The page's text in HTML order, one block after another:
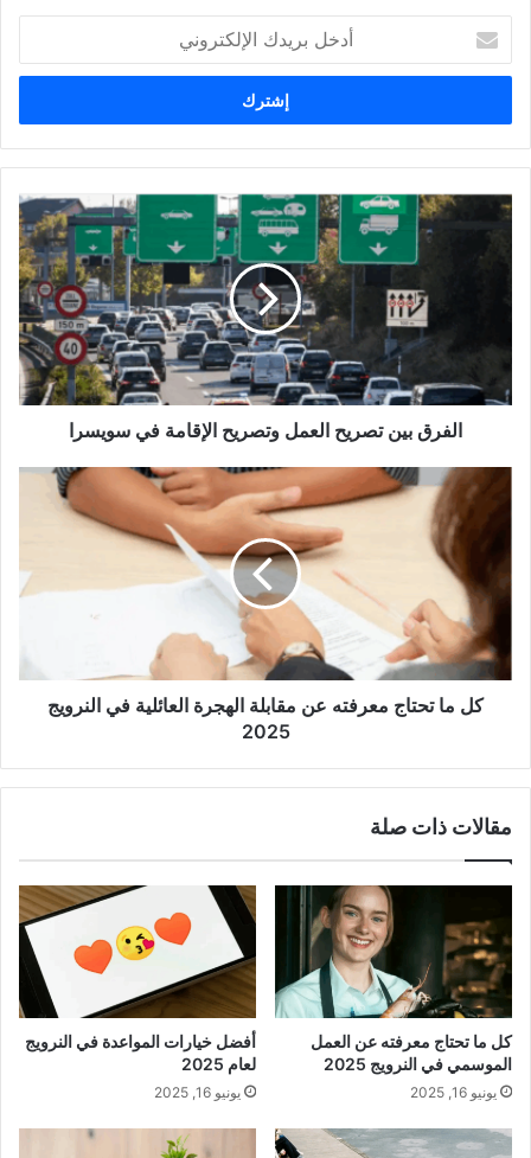
بريدك
الإلكتروني
الفرق
تصريح
في
سويسرا
الفرق بين تصريح العمل وتصريح الإقامة في سويسرا
تحتاج
مقابلة
الهجرة
العائلية
في
النرويجكل ما تحتاج معرفته عن مقابلة الهجرة العائلية في النرويج
2025
مقالات ذات صلة
كل ما تحتاج معرفته عن العمل
الموسمي في النرويج 2025
يونيو 16, 2025
أفضل خيارات المواعدة في النرويج
لعام 2025
يونيو 16, 2025